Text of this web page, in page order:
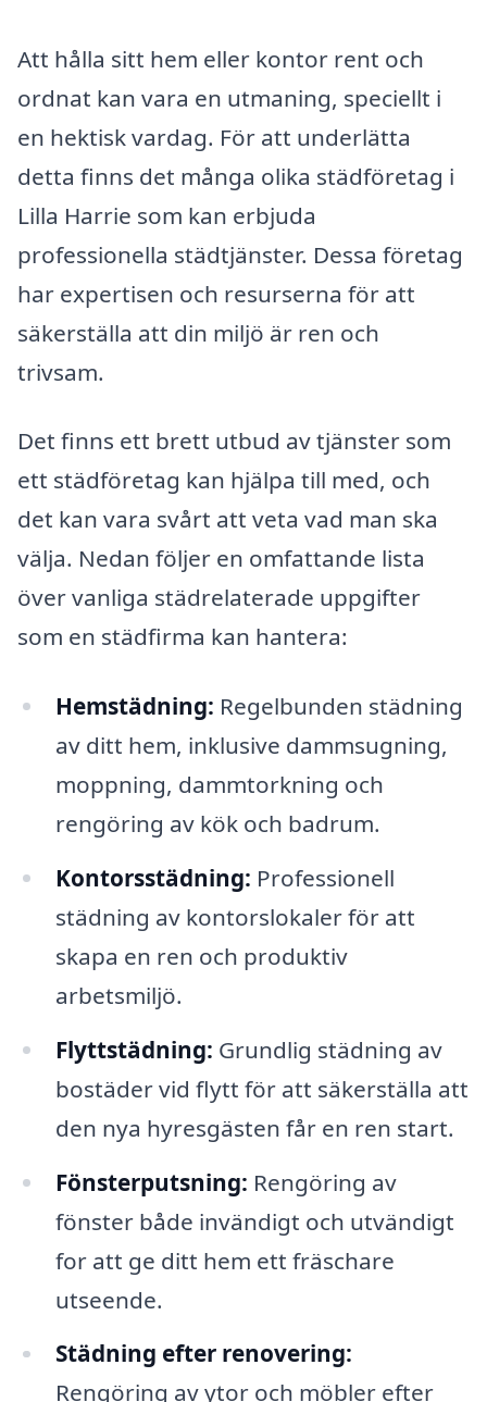
Att hålla sitt hem eller kontor rent och
ordnat kan vara en utmaning, speciellt i
en hektisk vardag. För att underlätta
detta finns det många olika städföretag i
Lilla Harrie som kan erbjuda
professionella städtjänster. Dessa företag
har expertisen och resurserna för att
säkerställa att din miljö är ren och
trivsam.
Det finns ett brett utbud av tjänster som
ett städföretag kan hjälpa till med, och
det kan vara svårt att veta vad man ska
välja. Nedan följer en omfattande lista
över vanliga städrelaterade uppgifter
som en städfirma kan hantera:
Hemstädning: Regelbunden städning
av ditt hem, inklusive dammsugning,
moppning, dammtorkning och
rengöring av kök och badrum.
Kontorsstädning: Professionell
städning av kontorslokaler för att
skapa en ren och produktiv
arbetsmiljö.
Flyttstädning: Grundlig städning av
bostäder vid flytt för att säkerställa att
den nya hyresgästen får en ren start.
Fönsterputsning: Rengöring av
fönster både invändigt och utvändigt
for att ge ditt hem ett fräschare
utseende.
Städning efter renovering:
Rengöring av ytor och möbler efter